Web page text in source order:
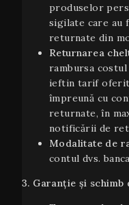
produselor
sigilate care au
returnate din
Returnarea
rambursa
ieftin tarif
împreună cu
returnate, în
notificării de
Modalitate de
contul dvs.
3. Garanție și schimb